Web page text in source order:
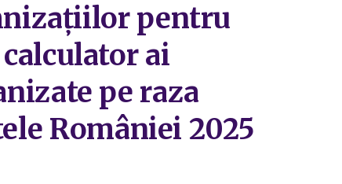
pentru
ai
pe raza
României 2025